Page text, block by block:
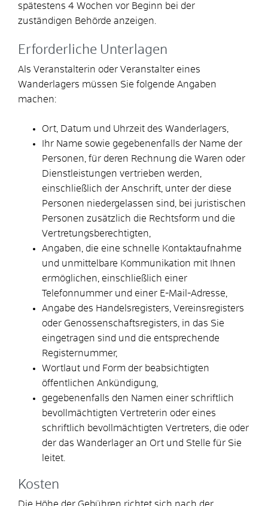
spätestens 4 Wochen vor Beginn bei der
zuständigen Behörde anzeigen.
Erforderliche Unterlagen
Als Veranstalterin oder Veranstalter eines
Wanderlagers müssen Sie folgende Angaben
machen:
Ort, Datum und Uhrzeit des Wanderlagers,
Ihr Name sowie gegebenenfalls der Name der
Personen, für deren Rechnung die Waren oder
Dienstleistungen vertrieben werden,
einschließlich der Anschrift, unter der diese
Personen niedergelassen sind, bei juristischen
Personen zusätzlich die Rechtsform und die
Vertretungsberechtigten,
Angaben, die eine schnelle Kontaktaufnahme
und unmittelbare Kommunikation mit Ihnen
ermöglichen, einschließlich einer
Telefonnummer und einer E-Mail-Adresse,
Angabe des Handelsregisters, Vereinsregisters
oder Genossenschaftsregisters, in das Sie
eingetragen sind und die entsprechende
Registernummer,
Wortlaut und Form der beabsichtigten
öffentlichen Ankündigung,
gegebenenfalls den Namen einer schriftlich
bevollmächtigten Vertreterin oder eines
schriftlich bevollmächtigten Vertreters, die oder
der das Wanderlager an Ort und Stelle für Sie
leitet.
Kosten
Die Höhe der Gebühren richtet sich nach der